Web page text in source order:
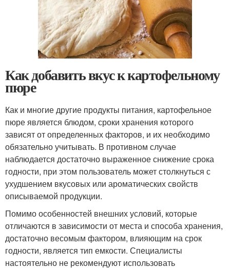
Как добавить вкус к картофельному
пюре
Как и многие другие продукты питания, картофельное
пюре является блюдом, сроки хранения которого
зависят от определенных факторов, и их необходимо
обязательно учитывать. В противном случае
наблюдается достаточно выраженное снижение срока
годности, при этом пользователь может столкнуться с
ухудшением вкусовых или ароматических свойств
описываемой продукции.
Помимо особенностей внешних условий, которые
отличаются в зависимости от места и способа хранения,
достаточно весомым фактором, влияющим на срок
годности, является тип емкости. Специалисты
настоятельно не рекомендуют использовать